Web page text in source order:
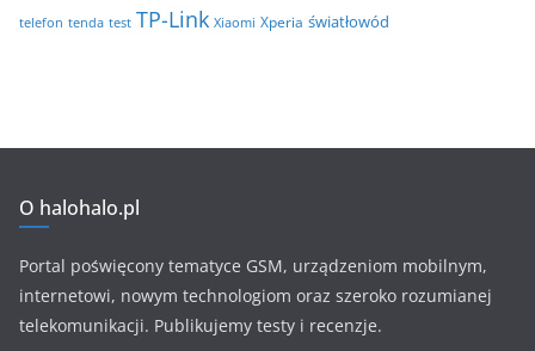
telefon tenda test TP-Link Xiaomi Xperia światłowód
O halohalo.pl
Portal poświęcony tematyce GSM, urządzeniom mobilnym,
internetowi, nowym technologiom oraz szeroko rozumianej
telekomunikacji. Publikujemy testy i recenzje.